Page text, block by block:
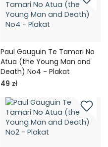
Paul Gauguin Te Tamari No
Atua (the Young Man and
Death) No4 - Plakat
49 zł